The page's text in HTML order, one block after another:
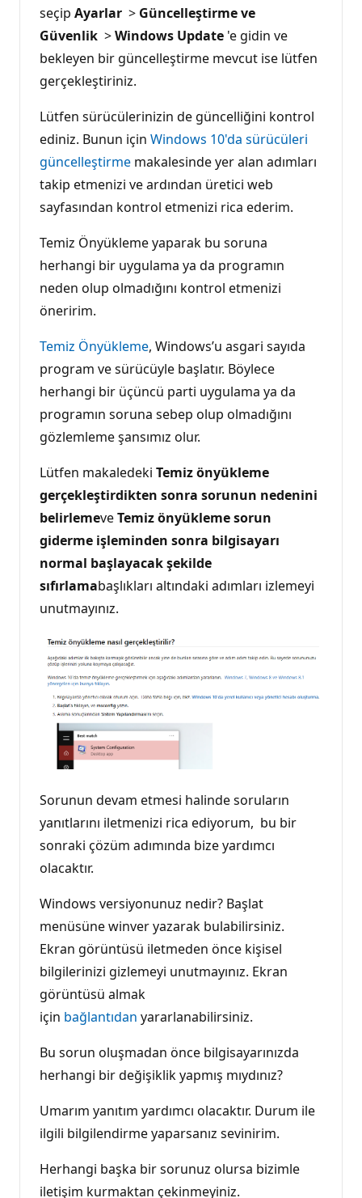
seçip Ayarlar > Güncelleştirme ve
Güvenlik >Windows Update 'e gidin ve
bekleyen bir güncelleştirme mevcut ise lütfen
gerçekleştiriniz.
Lütfen sürücülerinizin de güncelliğini kontrol
ediniz. Bunun için Windows 10'da sürücüleri
güncelleştirme makalesinde yer alan adımları
takip etmenizi ve ardından üretici web
sayfasından kontrol etmenizi rica ederim.
Temiz Önyükleme yaparak bu soruna
herhangi bir uygulama ya da programın
neden olup olmadığını kontrol etmenizi
öneririm.
Temiz Önyükleme, Windows’u asgari sayıda
program ve sürücüyle başlatır. Böylece
herhangi bir üçüncü parti uygulama ya da
programın soruna sebep olup olmadığını
gözlemleme şansımız olur.
Lütfen makaledeki Temiz önyükleme
gerçekleştirdikten sonra sorunun nedenini
belirlemeveTemiz önyükleme sorun
giderme işleminden sonra bilgisayarı
normal başlayacak şekilde
sıfırlamabaşlıkları altındaki adımları izlemeyi
unutmayınız.
Sorunun devam etmesi halinde soruların
yanıtlarını iletmenizi rica ediyorum, bu bir
sonraki çözüm adımında bize yardımcı
olacaktır.
Windows versiyonunuz nedir? Başlat
menüsüne winver yazarak bulabilirsiniz.
Ekran görüntüsü iletmeden önce kişisel
bilgilerinizi gizlemeyi unutmayınız. Ekran
görüntüsü almak
için bağlantıdan yararlanabilirsiniz.
Bu sorun oluşmadan önce bilgisayarınızda
herhangi bir değişiklik yapmış mıydınız?
Umarım yanıtım yardımcı olacaktır. Durum ile
ilgili bilgilendirme yaparsanız sevinirim.
Herhangi başka bir sorunuz olursa bizimle
iletişim kurmaktan çekinmeyiniz.